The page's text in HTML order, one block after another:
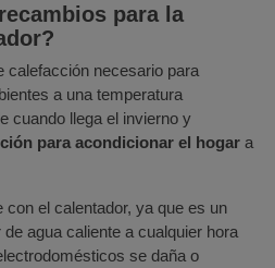
para la
calefacción necesario para
a una temperatura
cuando llega el invierno y
para acondicionar el hogar a
el calentador, ya que es un
agua caliente a cualquier hora
se daña o